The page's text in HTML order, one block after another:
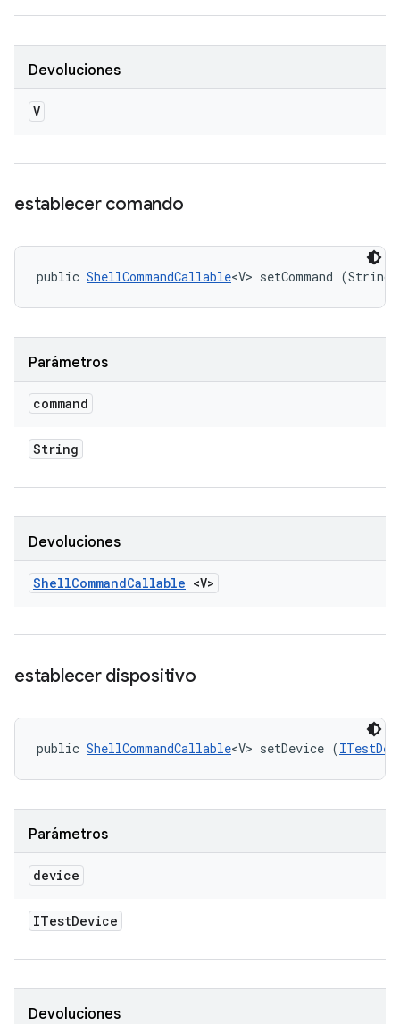
Devoluciones
V
establecer comando
public ShellCommandCallable<V> setCommand (String
Parámetros
command
String
Devoluciones
ShellCommandCallable <V>
establecer dispositivo
public ShellCommandCallable<V> setDevice (
Parámetros
device
ITestDevice
Devoluciones